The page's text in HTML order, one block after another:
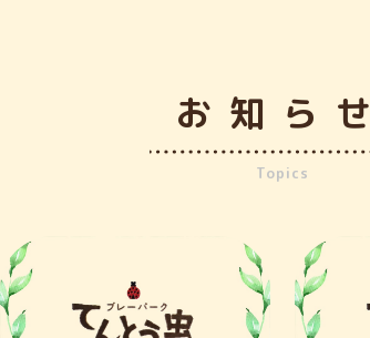
お知らせ
Topics